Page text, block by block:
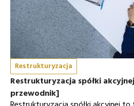
Restrukturyzacja
Restrukturyzacja spółki
przewodnik]